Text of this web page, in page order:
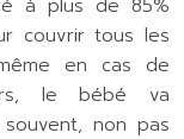
à plus de 85%
couvrir tous les
en cas de
le bébé va
non pas